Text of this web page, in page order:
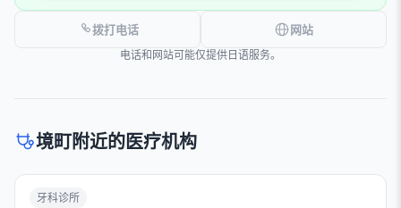
拨打电话 网站
电话和网站可能仅提供日语服务。
境町附近的医疗机构
牙科诊所